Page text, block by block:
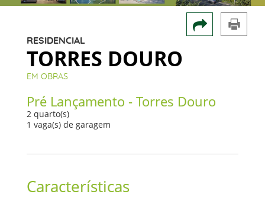
RESIDENCIAL
TORRES DOURO
EM OBRAS
Pré Lançamento - Torres Douro
2 quarto(s)
1 vaga(s) de garagem
Características